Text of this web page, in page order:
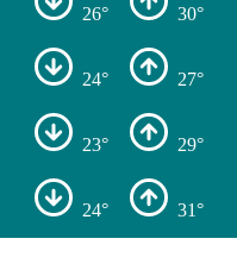
26° 30°
24° 27°
23° 29°
24° 31°